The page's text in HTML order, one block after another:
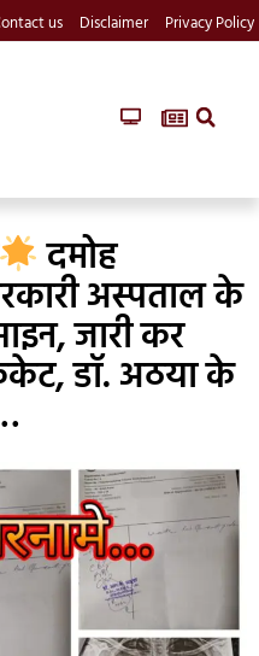
us Disclaimer Privacy Policy
दमोह
अस्पताल के
जारी कर
डॉ. अठया के